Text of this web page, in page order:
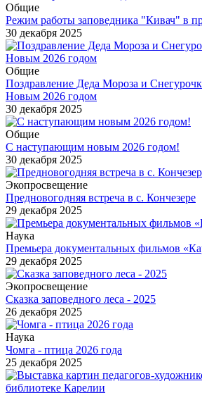
Общие
Режим работы заповедника "Кивач" в
30 декабря 2025
Общие
Поздравление Деда Мороза и
Новым 2026 годом
30 декабря 2025
Общие
С наступающим новым 2026 годом!
30 декабря 2025
Экопросвещение
Предновогодняя встреча в с. Кончезере
29 декабря 2025
Наука
Премьера документальных фильмов
29 декабря 2025
Экопросвещение
Сказка заповедного леса - 2025
26 декабря 2025
Наука
Чомга - птица 2026 года
25 декабря 2025